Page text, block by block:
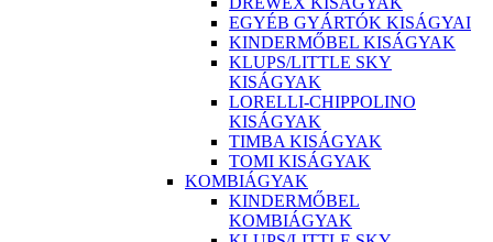
EGYÉB GYÁRTÓK KISÁGYAI
KINDERMŐBEL KISÁGYAK
KLUPS/LITTLE SKY
KISÁGYAK
LORELLI-CHIPPOLINO
KISÁGYAK
TIMBA KISÁGYAK
TOMI KISÁGYAK
KOMBIÁGYAK
KINDERMŐBEL
KOMBIÁGYAK